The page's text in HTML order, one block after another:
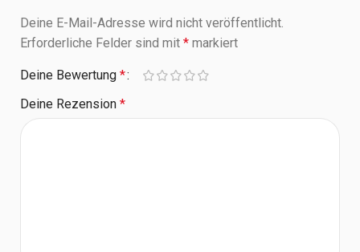
Deine E-Mail-Adresse wird nicht veröffentlicht.
Erforderliche Felder sind mit * markiert
Deine Bewertung *
Deine Rezension *